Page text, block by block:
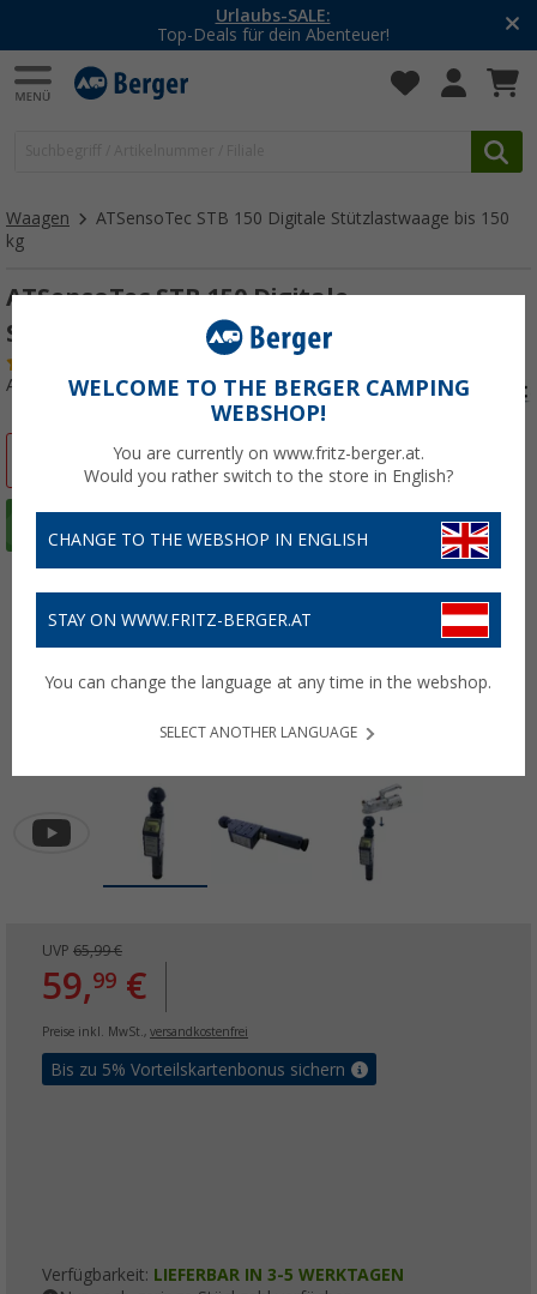
-20% auf Kleidung und Schuhe
Mit dem Aktionscode
20SSV
Waagen
ATSensoTec STB 150 Digitale Stützlastwaage bis 150
kg
ATSensoTec STB 150 Digitale
Stützlastwaage bis 150 kg
Art.-Nr.: 238610
UVP 65,99 €
59,99 €
Preise inkl. MwSt., versandkostenfrei
Bis zu 5% Vorteilskartenbonus sichern
Verfügbarkeit: LIEFERBAR IN 3-5 WERKTAGEN
WELCOME TO THE BERGER CAMPING
WEBSHOP!
You are currently on www.fritz-berger.at.
Would you rather switch to the store in English?
CHANGE TO THE WEBSHOP IN ENGLISH
STAY ON WWW.FRITZ-BERGER.AT
You can change the language at any time in the webshop.
SELECT ANOTHER LANGUAGE